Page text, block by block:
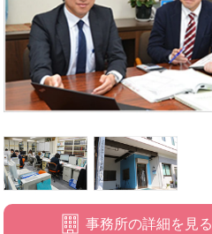
事務所の詳細を見る